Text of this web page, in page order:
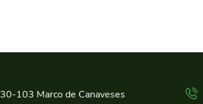
103 Marco de Canaveses